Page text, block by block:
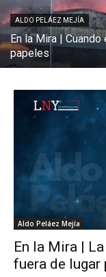
ALDO PELÁEZ MEJÍA
En la Mira |
papeles
Aldo Peláez Mejía
En la Mira |
fuera de